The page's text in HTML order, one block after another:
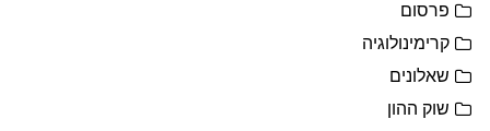
פרסום
קרימינולוגיה
שאלונים
שוק ההון